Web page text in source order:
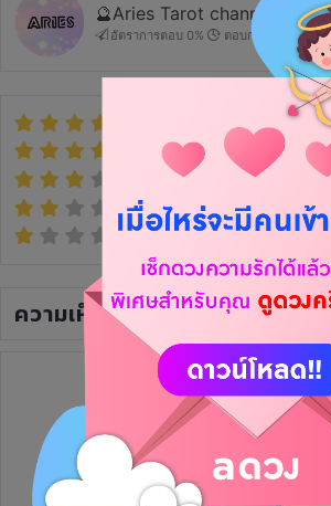
🔮Aries Tarot channel🌷
อัตราการตอบ 0% ตอบกลับ : -
ความเห็น(0)
ยังไม่มีความเห็น